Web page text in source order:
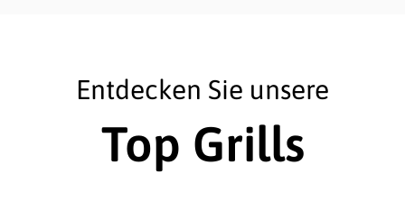
Entdecken Sie unsere
Top Grills